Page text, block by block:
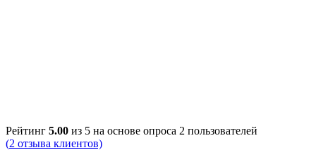
Рейтинг 5.00 из 5 на основе опроса 2 пользователей
(2 отзыва клиентов)